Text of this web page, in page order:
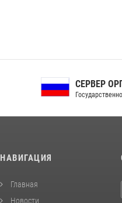
СЕРВЕР ОРГАНОВ
Государственной власти РФ
НАВИГАЦИЯ
Главная
Новости